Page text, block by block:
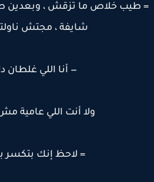
طيب خلاص ما تزقش ، وبعدين
شايفة ، مجتش
— أنا اللي غلطان
ولا أنت اللي عامية
= لاحظ إنك بتكسر